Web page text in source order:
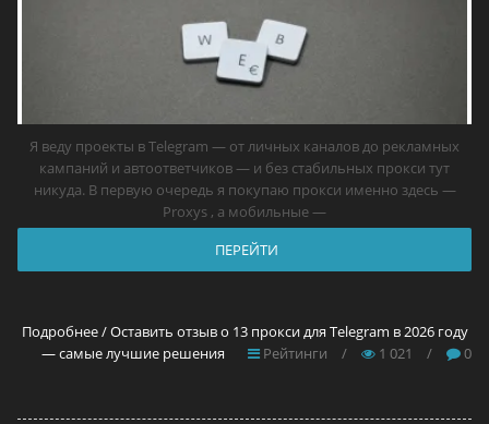
Я веду проекты в Telegram — от личных каналов до рекламных
кампаний и автоответчиков — и без стабильных прокси тут
никуда. В первую очередь я покупаю прокси именно здесь —
Proxys , а мобильные —
ПЕРЕЙТИ
Подробнее / Оставить отзыв о 13 прокси для Telegram в 2026 году
— самые лучшие решения
Рейтинги / 1 021 / 0